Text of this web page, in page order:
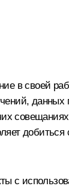
в своей
данных
добиться
с